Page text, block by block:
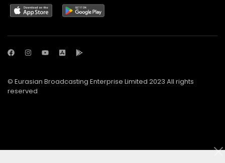
© Eurasian Broadcasting Enterprise Limited 2023 All rights
reserved